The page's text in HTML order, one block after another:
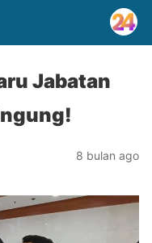
Jabatan
8 bulan ago